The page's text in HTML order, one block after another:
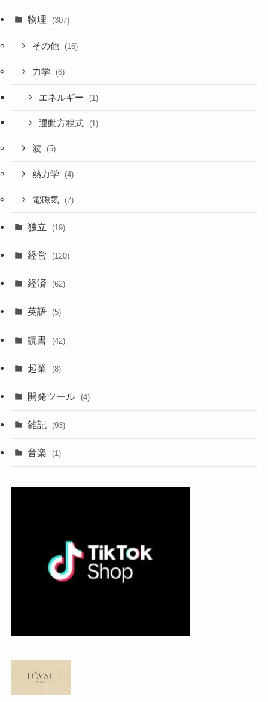
物理 (307)
その他 (16)
力学 (6)
エネルギー (1)
運動方程式 (1)
波 (5)
熱力学 (4)
電磁気 (7)
独立 (19)
経営 (120)
経済 (62)
英語 (5)
読書 (42)
起業 (8)
開発ツール (4)
雑記 (93)
音楽 (1)